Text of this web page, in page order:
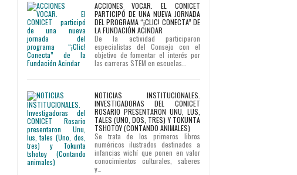
ACCIONES VOCAR. EL CONICET
PARTICIPÓ DE UNA NUEVA JORNADA
DEL PROGRAMA “¡CLIC! CONECTA” DE
LA FUNDACIÓN ACINDAR
De la actividad participaron
especialistas del Consejo con el
objetivo de fomentar el interés por
las carreras STEM en escuelas…
NOTICIAS INSTITUCIONALES.
INVESTIGADORAS DEL CONICET
ROSARIO PRESENTARON UNU, LUS,
TALES (UNO, DOS, TRES) Y TOKUNTA
TSHOTOY (CONTANDO ANIMALES)
Se trata de los primeros libros
numéricos ilustrados destinados a
infancias wichí que ponen en valor
conocimientos culturales, saberes
y…